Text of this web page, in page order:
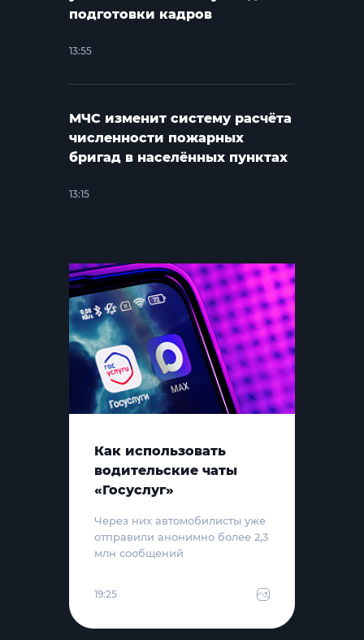
подготовки кадров
13:55
МЧС изменит систему расчёта
численности пожарных
бригад в населённых пунктах
13:15
Как использовать
водительские чаты
«Госуслуг»
Через них автомобилисты уже
отправили анонимно более 2,3
млн сообщений
19:25